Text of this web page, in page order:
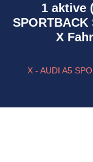
1 aktive
SPORTBACK
X
X - AUDI A5